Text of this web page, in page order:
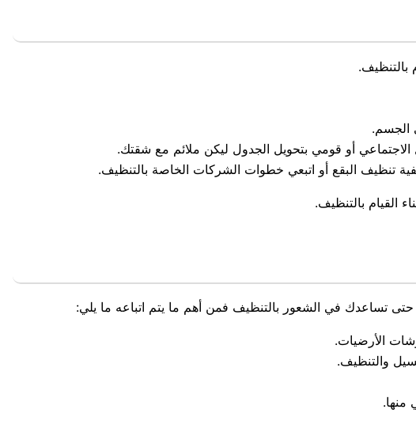
الجسم.
أو قومي بتحويل الجدول ليكن ملائم مع شقتك.
تنظيف البقع أو اتبعي خطوات الشركات الخاصة بالتنظيف.
القيام بالتنظيف.
تساعدك في الشعور بالتنظيف فمن أهم ما يتم اتباعه ما يلي:
الأرضيات.
والتنظيف.
منها.